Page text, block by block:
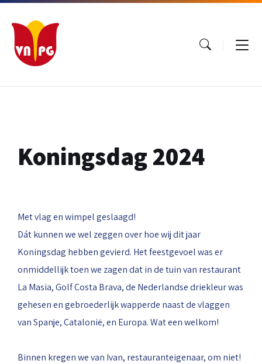
Ga
inhoud
Ga
hoofdnavigatie
Ga
footer
Koningsdag 2024
Met vlag en wimpel geslaagd!
Dát kunnen we wel zeggen over hoe wij dit jaar
Koningsdag hebben gevierd. Het feestgevoel was er
onmiddellijk toen we zagen dat in de tuin van restaurant
La Masia, Golf Costa Brava, de Nederlandse driekleur was
gehesen en gebroederlijk wapperde naast de vlaggen
van Spanje, Catalonië, en Europa. Wat een welkom!
Binnen kregen we van Ivan, restauranteigenaar, om niet!